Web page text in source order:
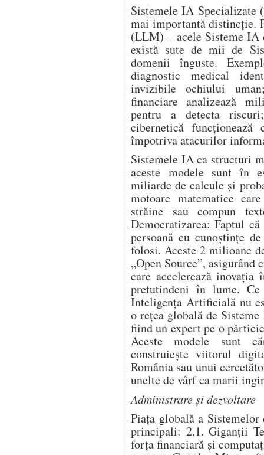
Sistemele IA Specializate
mai importantă distincție.
(LLM) – acele Sisteme IA
există sute de mii de
domenii înguste.
diagnostic medical
invizibile ochiului
financiare analizează
pentru a detecta
cibernetică
împotriva atacurilor
Sistemele IA ca structuri
aceste modele sunt în
miliarde de calcule și
motoare matematice
străine sau compun
Democratizarea: Faptul
persoană cu cunoștințe
folosi. Aceste 2 milioane
„Open Source”, asigurând
care accelerează
pretutindeni în lume.
Inteligența Artificială nu
o rețea globală de
fiind un expert pe o
Aceste modele sunt
construiește viitorul
România sau unui
unelte de vârf ca marii
Administrare și dezvoltare
Piața globală a
principali: 2.1. Giganții
forța financiară și